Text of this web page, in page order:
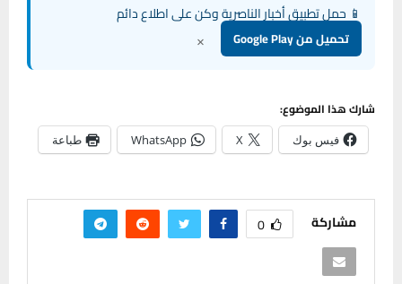
📱 حمل تطبيق أخبار الناصرية وكن على اطلاع دائم
تحميل من Google Play ×
شارك هذا الموضوع:
فيس بوك X
WhatsApp طباعة
مشاركة 0